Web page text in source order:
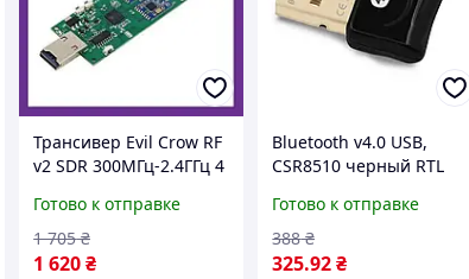
Трансивер Evil Crow RF
v2 SDR 300МГц-2.4ГГц 4
2xCC1101 и NRF24L01, 2
антенны, USB Type-A
Готово к отправке
1 620₴
1 705 ₴
Bluetooth v4.0 USB,
CSR8510 черный RTL
Готово к отправке
325.92₴
388 ₴